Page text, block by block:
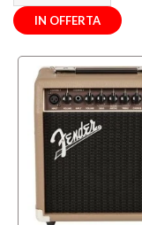
Mezzanota
| Valdagno
Categoria
Accessori
per
Chitarre
e Bassi
Accordatori
IN OFFERTA